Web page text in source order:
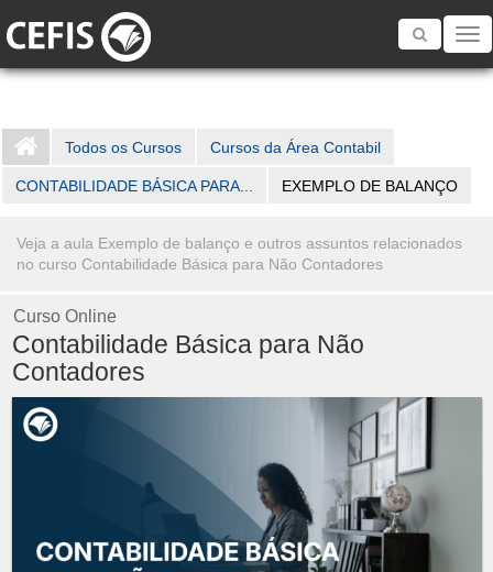
Toggle
Todos os Cursos Cursos da Área Contabil
CONTABILIDADE BÁSICA PARA... EXEMPLO DE BALANÇO
Veja a aula Exemplo de balanço e outros assuntos relacionados
no curso Contabilidade Básica para Não Contadores
Curso Online
Contabilidade Básica para Não
Contadores